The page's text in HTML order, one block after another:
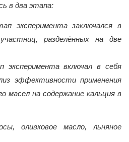
в два этапа:
эксперимента заключался в
разделённых на две
эксперимента включал в себя
эффективности применения
масел на содержание кальция в
оливковое масло, льняное